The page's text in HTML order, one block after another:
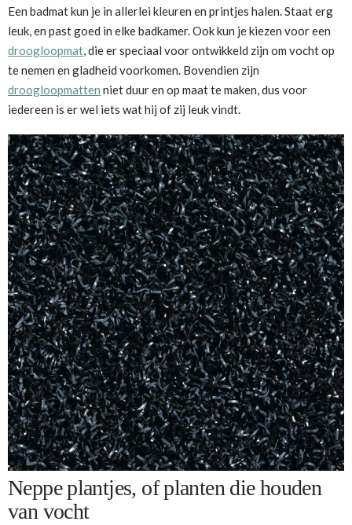
Een badmat kun je in allerlei kleuren en printjes halen. Staat erg
leuk, en past goed in elke badkamer. Ook kun je kiezen voor een
droogloopmat, die er speciaal voor ontwikkeld zijn om vocht op
te nemen en gladheid voorkomen. Bovendien zijn
droogloopmatten niet duur en op maat te maken, dus voor
iedereen is er wel iets wat hij of zij leuk vindt.
Neppe plantjes, of planten die houden
van vocht